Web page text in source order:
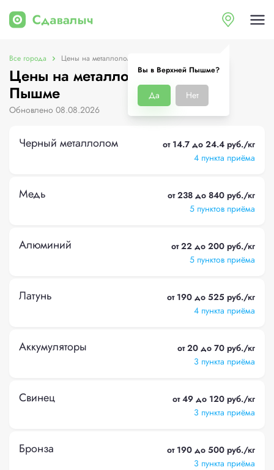
Вы в Верхней Пышме?
Да Нет
Все города Цены на металлолом в Верхней Пышме
Цены на металлолом в Верхней
Пышме
Обновлено 08.08.2026
Черный металлолом
от 14.7 до 24.4 руб./кг
4 пункта приёма
Медь
от 238 до 840 руб./кг
5 пунктов приёма
Алюминий
от 22 до 200 руб./кг
5 пунктов приёма
Латунь
от 190 до 525 руб./кг
4 пункта приёма
Аккумуляторы
от 20 до 70 руб./кг
3 пункта приёма
Свинец
от 49 до 120 руб./кг
3 пункта приёма
Бронза
от 190 до 500 руб./кг
3 пункта приёма